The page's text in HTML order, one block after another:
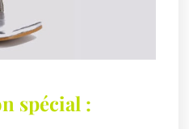
spécial :